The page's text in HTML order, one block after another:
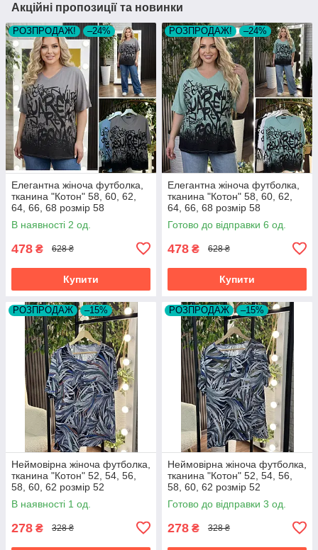
Акційні пропозиції та новинки
РОЗПРОДАЖ! –24%
Елегантна жіноча футболка,
тканина "Котон" 58, 60, 62,
64, 66, 68 розмір 58
В наявності 2 од.
478 ₴ 628 ₴
Купити
РОЗПРОДАЖ! –24%
Елегантна жіноча футболка,
тканина "Котон" 58, 60, 62,
64, 66, 68 розмір 58
Готово до відправки 6 од.
478 ₴ 628 ₴
Купити
РОЗПРОДАЖ –15%
Неймовірна жіноча футболка,
тканина "Котон" 52, 54, 56,
58, 60, 62 розмір 52
В наявності 1 од.
278 ₴ 328 ₴
РОЗПРОДАЖ –15%
Неймовірна жіноча футболка,
тканина "Котон" 52, 54, 56,
58, 60, 62 розмір 52
Готово до відправки 3 од.
278 ₴ 328 ₴